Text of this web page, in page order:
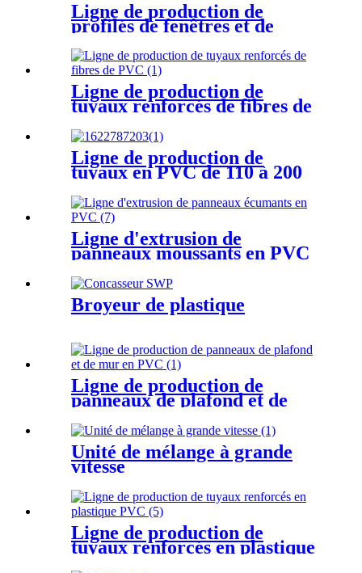
Ligne de production de
profilés de fenêtres et de
portes en PVC
Ligne de production de
tuyaux renforcés de fibres de
Ligne de production de
tuyaux en PVC de 110 à 200
Ligne d'extrusion de
panneaux moussants en PVC
Broyeur de plastique
Ligne de production de
panneaux de plafond et de
mur en PVC
Unité de mélange à grande
vitesse
Ligne de production de
tuyaux renforcés en plastique
PVC